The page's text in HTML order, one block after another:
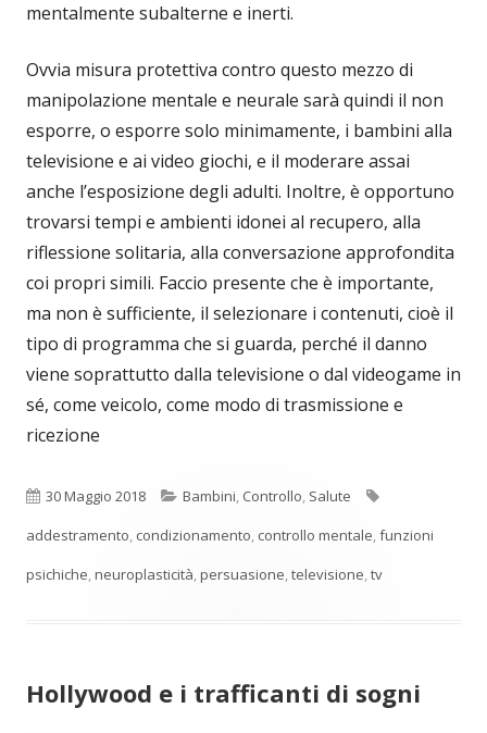
mentalmente subalterne e inerti.
Ovvia misura protettiva contro questo mezzo di
manipolazione mentale e neurale sarà quindi il non
esporre, o esporre solo minimamente, i bambini alla
televisione e ai video giochi, e il moderare assai
anche l’esposizione degli adulti. Inoltre, è opportuno
trovarsi tempi e ambienti idonei al recupero, alla
riflessione solitaria, alla conversazione approfondita
coi propri simili. Faccio presente che è importante,
ma non è sufficiente, il selezionare i contenuti, cioè il
tipo di programma che si guarda, perché il danno
viene soprattutto dalla televisione o dal videogame in
sé, come veicolo, come modo di trasmissione e
ricezione
Pubblicato
30 Maggio 2018 Categorie
Bambini, Controllo, Salute
addestramento, condizionamento, controllo mentale,funzioni
psichiche,neuroplasticità,persuasione,televisione,tv
Hollywood e i trafficanti di sogni